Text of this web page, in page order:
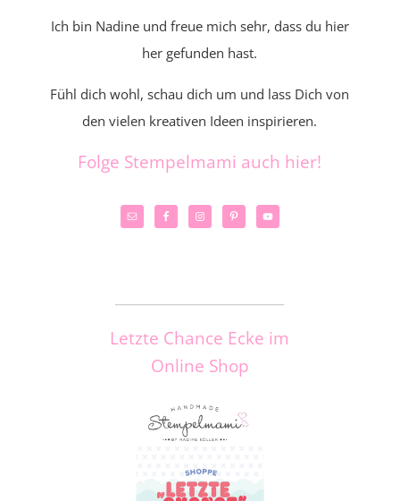
Ich bin Nadine und freue mich sehr, dass du hier
her gefunden hast.
Fühl dich wohl, schau dich um und lass Dich von
den vielen kreativen Ideen inspirieren.
Folge Stempelmami auch hier!
Letzte Chance Ecke im
Online Shop